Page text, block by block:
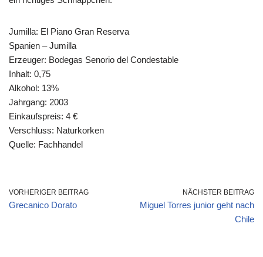
Jumilla: El Piano Gran Reserva
Spanien – Jumilla
Erzeuger: Bodegas Senorio del Condestable
Inhalt: 0,75
Alkohol: 13%
Jahrgang: 2003
Einkaufspreis: 4 €
Verschluss: Naturkorken
Quelle: Fachhandel
VORHERIGER BEITRAG
Grecanico Dorato
NÄCHSTER BEITRAG
Miguel Torres junior geht nach
Chile